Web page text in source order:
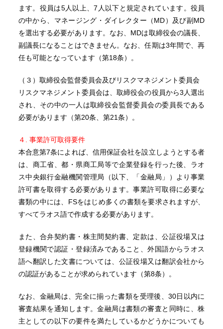
ます。役員は5人以上、7人以下と規定されています。役員
の中から、マネージング・ダイレクター（MD）及び副MD
を選出する必要があります。なお、MDは取締役会の議長、
副議長になることはできません。なお、任期は3年間で、再
任も可能となっています（第18条）。
（３）取締役会監督委員会及びリスクマネジメント委員会
リスクマネジメント委員会は、取締役会の役員から3人選出
され、その中の一人は取締役会監督委員会の委員長である
必要があります（第20条、第21条）。
４. 事業許可取得要件
本合意第7条によれば、信用保証会社を設立しようとする者
は、商工省、都・県商工局等で企業登録を行った後、ラオ
ス中央銀行金融機関管理局（以下、「金融局」）より事業
許可書を取得する必要があります。事業許可取得に必要な
書類の中には、FSをはじめ多くの書類を要求されますが、
すべてラオス語で作成する必要があります。
また、合弁契約書・株主間契約書、定款は、公証役場又は
登録機関で認証・登録済みであること、外国語からラオス
語へ翻訳した文書については、公証役場又は翻訳会社から
の認証があることが求められています（第8条）。
なお、金融局は、完全に揃った書類を受理後、30日以内に
審査結果を通知します。金融局は書類の審査と同時に、株
主としての以下の要件を満たしているかどうかについても